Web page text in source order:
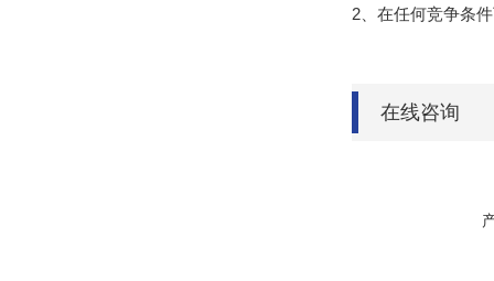
2、在任何竞争条
在线咨询